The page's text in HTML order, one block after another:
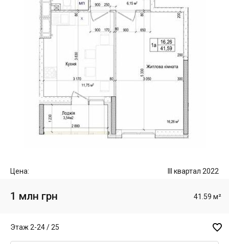
Цена: III квартал 2022
1 млн грн 41.59 м²
Этаж 2-24 / 25 